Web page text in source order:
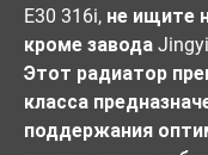
E30 316i, не ищите
кроме завода
Этот радиатор
класса
поддержания